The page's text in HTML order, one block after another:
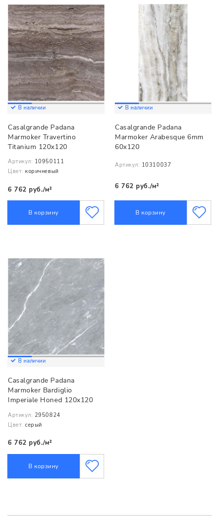
В наличии
Casalgrande Padana
Marmoker Travertino
Titanium 120x120
Артикул: 10950111
Цвет: коричневый
6 762 руб./м²
В корзину
В наличии
Casalgrande Padana
Marmoker Arabesque 6mm
60x120
Артикул: 10310037
6 762 руб./м²
В корзину
В наличии
Casalgrande Padana
Marmoker Bardiglio
Imperiale Honed 120x120
Артикул: 2950824
Цвет: серый
6 762 руб./м²
В корзину